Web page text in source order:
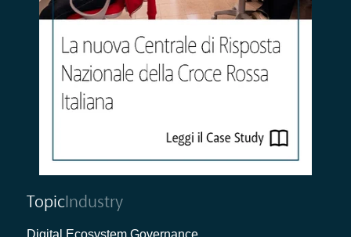
TopicIndustry
Digital Ecosystem Governance